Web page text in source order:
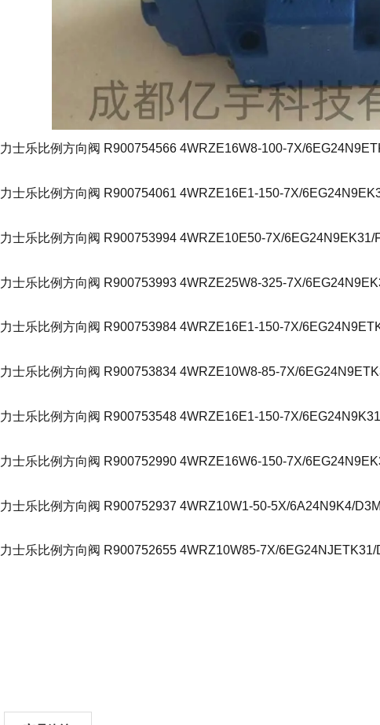
力士乐比例方向阀 R900754566 4WRZE16W8-100-7X/
力士乐比例方向阀 R900754061 4WRZE16E1-150-7X/
力士乐比例方向阀 R900753994 4WRZE10E50-7X/6EG24N9EK31/
力士乐比例方向阀 R900753993 4WRZE25W8-325-7X/
力士乐比例方向阀 R900753984 4WRZE16E1-150-7X/
力士乐比例方向阀 R900753834 4WRZE10W8-85-7X/
力士乐比例方向阀 R900753548 4WRZE16E1-150-7X/
力士乐比例方向阀 R900752990 4WRZE16W6-150-7X/
力士乐比例方向阀 R900752937 4WRZ10W1-50-5X/6A24N9K4/D3M
力士乐比例方向阀 R900752655 4WRZ10W85-7X/6EG24NJETK31/